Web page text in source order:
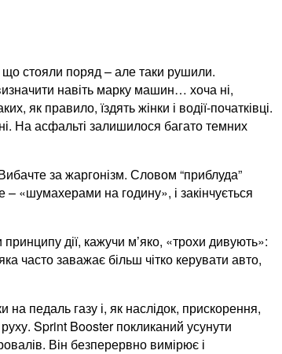
що стояли поряд – але таки рушили.
навіть марку машин… хоча ні,
правило, їздять жінки і водії-початківці.
На асфальті залишилося багато темних
за жаргонізм. Словом “приблуда”
«шумахерами на годину», і закінчується
дії, кажучи м’яко, «трохи дивують»:
часто заважає більш чітко керувати авто,
педаль газу і, як наслідок, прискорення,
Sprint Booster покликаний усунути
Він безперервно вимірює і